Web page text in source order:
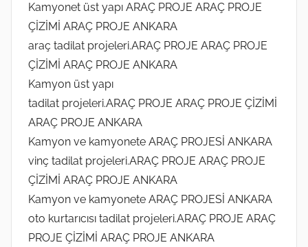
Kamyonet üst yapı ARAÇ PROJE ARAÇ PROJE
ÇİZİMİ ARAÇ PROJE ANKARA
araç tadilat projeleri.ARAÇ PROJE ARAÇ PROJE
ÇİZİMİ ARAÇ PROJE ANKARA
Kamyon üst yapı
tadilat projeleri.ARAÇ PROJE ARAÇ PROJE ÇİZİMİ
ARAÇ PROJE ANKARA
Kamyon ve kamyonete ARAÇ PROJESİ ANKARA
vinç tadilat projeleri.ARAÇ PROJE ARAÇ PROJE
ÇİZİMİ ARAÇ PROJE ANKARA
Kamyon ve kamyonete ARAÇ PROJESİ ANKARA
oto kurtarıcısı tadilat projeleri.ARAÇ PROJE ARAÇ
PROJE ÇİZİMİ ARAÇ PROJE ANKARA